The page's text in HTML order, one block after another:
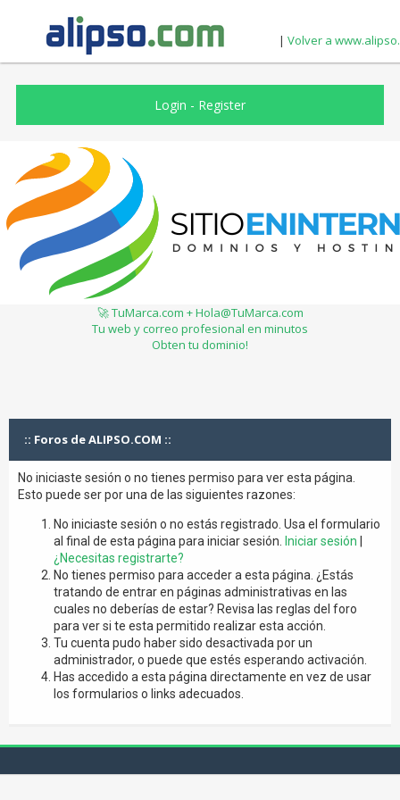
| Volver a
Login - Register
🚀 TuMarca.com + Hola@TuMarca.com
Tu web y correo profesional en minutos
Obten tu dominio!
:: Foros de ALIPSO.COM ::
No iniciaste sesión o no tienes permiso para ver esta página.
Esto puede ser por una de las siguientes razones:
No iniciaste sesión o no estás registrado. Usa el formulario
al final de esta página para iniciar sesión.
Iniciar sesión
¿Necesitas registrarte?
No tienes permiso para acceder a esta página. ¿Estás
tratando de entrar en páginas administrativas en las
cuales no deberías de estar? Revisa las reglas del foro
para ver si te esta permitido realizar esta acción.
Tu cuenta pudo haber sido desactivada por un
administrador, o puede que estés esperando activación.
Has accedido a esta página directamente en vez de usar
los formularios o links adecuados.